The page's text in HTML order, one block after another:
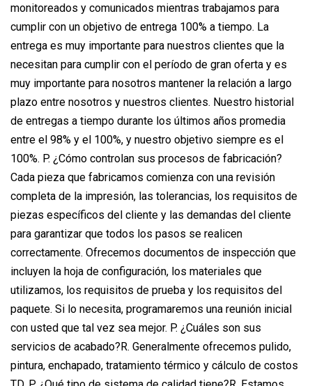
monitoreados y comunicados mientras trabajamos para
cumplir con un objetivo de entrega 100% a tiempo. La
entrega es muy importante para nuestros clientes que la
necesitan para cumplir con el período de gran oferta y es
muy importante para nosotros mantener la relación a largo
plazo entre nosotros y nuestros clientes. Nuestro historial
de entregas a tiempo durante los últimos años promedia
entre el 98% y el 100%, y nuestro objetivo siempre es el
100%. P. ¿Cómo controlan sus procesos de fabricación?
Cada pieza que fabricamos comienza con una revisión
completa de la impresión, las tolerancias, los requisitos de
piezas específicos del cliente y las demandas del cliente
para garantizar que todos los pasos se realicen
correctamente. Ofrecemos documentos de inspección que
incluyen la hoja de configuración, los materiales que
utilizamos, los requisitos de prueba y los requisitos del
paquete. Si lo necesita, programaremos una reunión inicial
con usted que tal vez sea mejor. P. ¿Cuáles son sus
servicios de acabado?R. Generalmente ofrecemos pulido,
pintura, enchapado, tratamiento térmico y cálculo de costos